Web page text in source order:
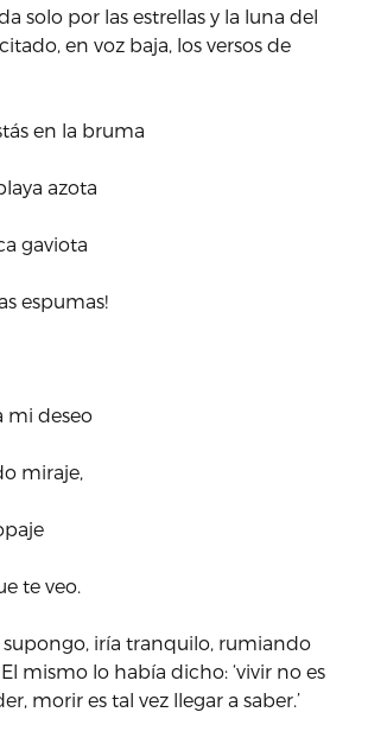
solo por las estrellas y la luna del
en voz baja, los versos de
en la bruma
azota
gaviota
espumas!
mi deseo
miraje,
te veo.
supongo, iría tranquilo, rumiando
mismo lo había dicho: ‘vivir no es
morir es tal vez llegar a saber.’